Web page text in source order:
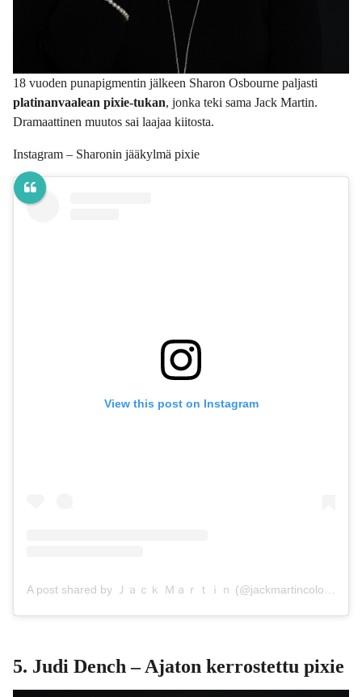
18 vuoden punapigmentin jälkeen Sharon Osbourne paljasti
platinanvaalean pixie-tukan, jonka teki sama Jack Martin.
Dramaattinen muutos sai laajaa kiitosta.
Instagram – Sharonin jääkylmä pixie
View this post on Instagram
5. Judi Dench – Ajaton kerrostettu pixie